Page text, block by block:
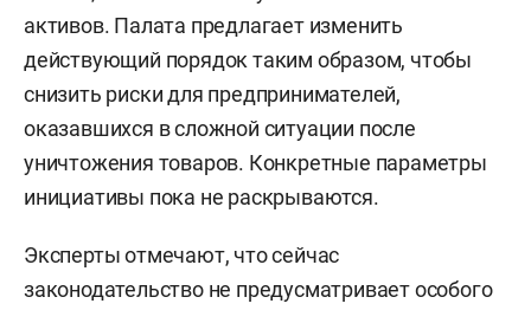
активов. Палата предлагает изменить
действующий порядок таким образом, чтобы
снизить риски для предпринимателей,
оказавшихся в сложной ситуации после
уничтожения товаров. Конкретные параметры
инициативы пока не раскрываются.
Эксперты отмечают, что сейчас
законодательство не предусматривает особого